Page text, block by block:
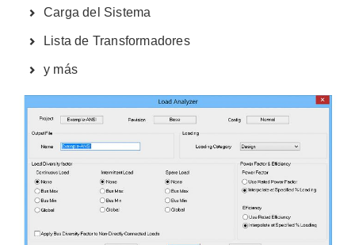
Carga del Sistema
Lista de Transformadores
y más